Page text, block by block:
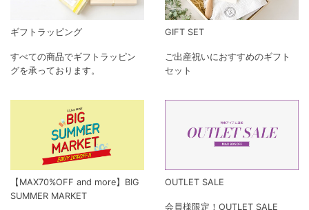
ギフトラッピング
すべての商品でギフトラッピン
グを承っております。
GIFT SET
ご出産祝いにおすすめのギフト
セット
【MAX70%OFF and more】BIG
SUMMER MARKET
OUTLET SALE
会員様限定！OUTLET SALE